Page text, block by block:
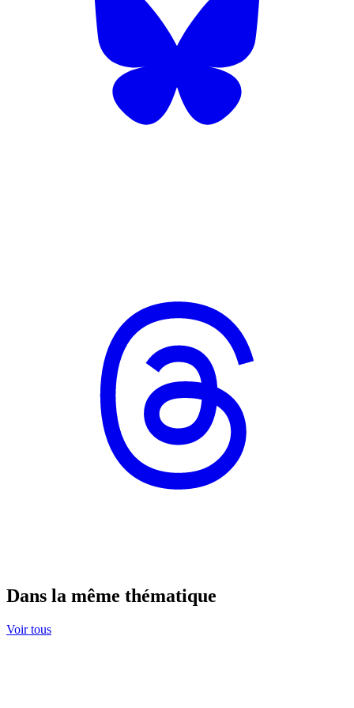
Dans la même thématique
Voir tous